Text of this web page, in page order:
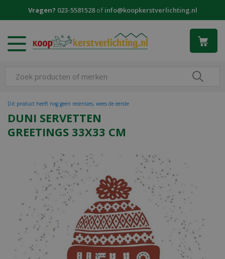
Vragen? 023-5581528ofinfo@koopkerstverlichting.nl
DUNI SERVETTEN
GREETINGS 33X33 CM
Dit product heeft nog geen recensies, wees de eerste